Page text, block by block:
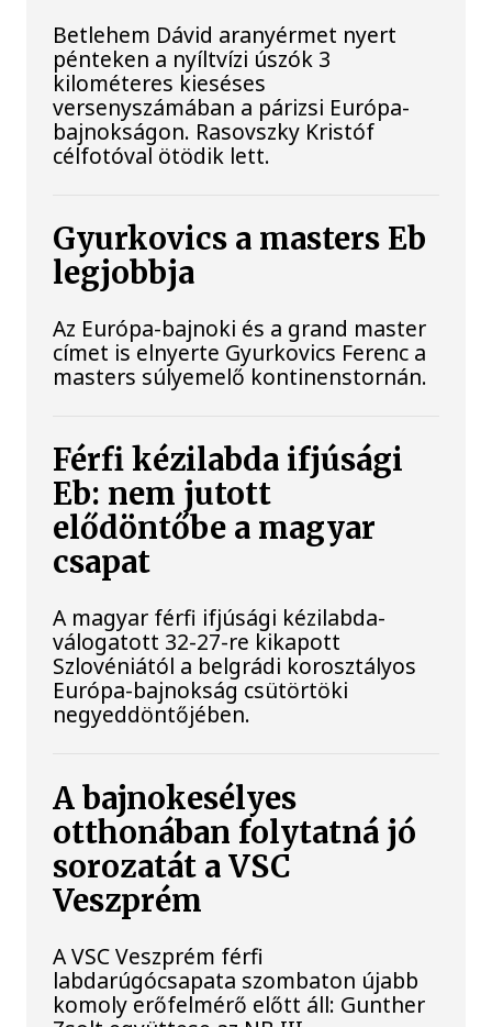
Betlehem Dávid aranyérmet nyert
pénteken a nyíltvízi úszók 3
kilométeres kieséses
versenyszámában a párizsi Európa-
bajnokságon. Rasovszky Kristóf
célfotóval ötödik lett.
Gyurkovics a masters Eb
legjobbja
Az Európa-bajnoki és a grand master
címet is elnyerte Gyurkovics Ferenc a
masters súlyemelő kontinenstornán.
Férfi kézilabda ifjúsági
Eb: nem jutott
elődöntőbe a magyar
csapat
A magyar férfi ifjúsági kézilabda-
válogatott 32-27-re kikapott
Szlovéniától a belgrádi korosztályos
Európa-bajnokság csütörtöki
negyeddöntőjében.
A bajnokesélyes
otthonában folytatná jó
sorozatát a VSC
Veszprém
A VSC Veszprém férfi
labdarúgócsapata szombaton újabb
komoly erőfelmérő előtt áll: Gunther